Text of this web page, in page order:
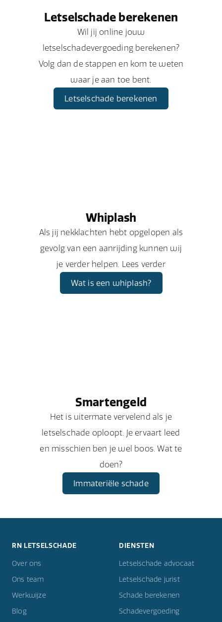
Letselschade berekenen
Wil jij online jouw
letselschadevergoeding berekenen?
Volg dan de stappen en kom te weten
waar je aan toe bent.
Letselschade berekenen
Whiplash
Als jij nekklachten hebt opgelopen als
gevolg van een aanrijding kunnen wij
je verder helpen. Lees verder
Wat is een whiplash?
Smartengeld
Het is uitermate vervelend als je
letselschade oploopt. Je ervaart leed
en misschien ben je wel boos. Wat te
doen?
Immateriële schade
RN LETSELSCHADE
Over ons
Ons team
Werkwijze
Blog
DIENSTEN
Letselschade advocaat
Letselschade jurist
Schade berekenen
Schadevergoeding